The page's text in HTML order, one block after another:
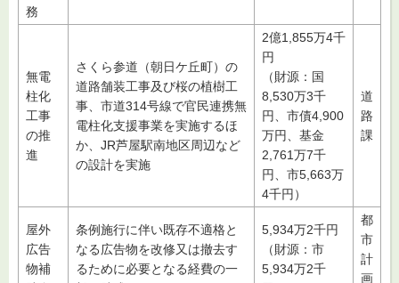
務
無電
柱化
工事
の推
進
さくら参道（朝日ケ丘町）の
道路舗装工事及び桜の植樹工
事、市道314号線で官民連携無
電柱化支援事業を実施するほ
か、JR芦屋駅南地区周辺など
の設計を実施
2億1,855万4千
円
（財源：国
8,530万3千
円、市債4,900
万円、基金
2,761万7千
円、市5,663万
4千円）
道
路
課
屋外
広告
物補
条例施行に伴い既存不適格と
なる広告物を改修又は撤去す
るために必要となる経費の一
5,934万2千円
（財源：市
5,934万2千
都
市
計
画